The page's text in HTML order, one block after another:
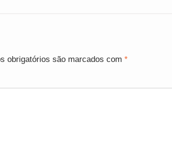
obrigatórios são marcados com *